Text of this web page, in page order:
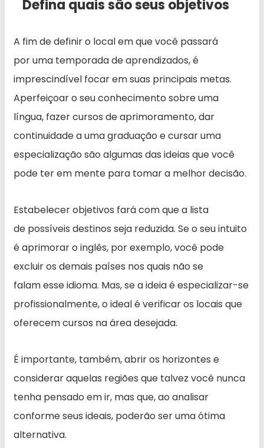
Defina quais são seus objetivos
A fim de definir o local em que você passará
por uma temporada de aprendizados, é
imprescindível focar em suas principais metas.
Aperfeiçoar o seu conhecimento sobre uma
língua, fazer cursos de aprimoramento, dar
continuidade a uma graduação e cursar uma
especialização são algumas das ideias que você
pode ter em mente para tomar a melhor decisão.
Estabelecer objetivos fará com que a lista
de possíveis destinos seja reduzida. Se o seu intuito
é aprimorar o inglês, por exemplo, você pode
excluir os demais países nos quais não se
falam esse idioma. Mas, se a ideia é especializar-se
profissionalmente, o ideal é verificar os locais que
oferecem cursos na área desejada.
É importante, também, abrir os horizontes e
considerar aquelas regiões que talvez você nunca
tenha pensado em ir, mas que, ao analisar
conforme seus ideais, poderão ser uma ótima
alternativa.